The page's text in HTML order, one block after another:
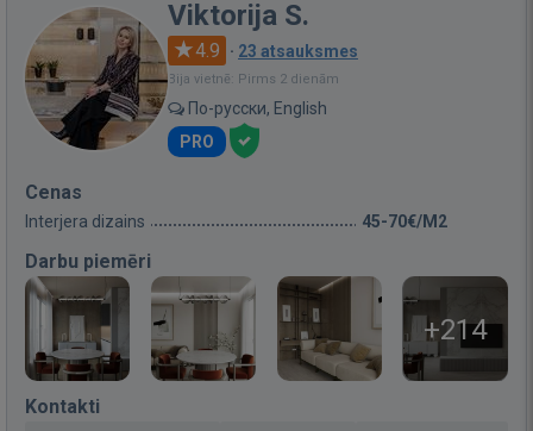
Viktorija S.
4.9 · 23 atsauksmes
Bija vietnē: Pirms 2 dienām
По-русски, English
PRO
Cenas
Interjera dizains 45-70€/M2
Darbu piemēri
+214
Kontakti